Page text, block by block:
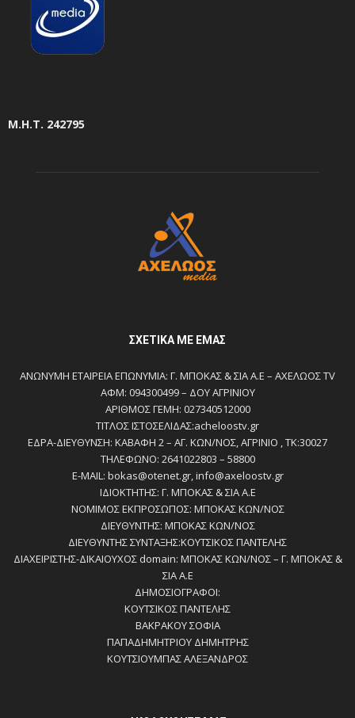
Μ.Η.Τ. 242795
ΣΧΕΤΙΚΆ ΜΕ ΕΜΆΣ
ΑΝΩΝΥΜΗ ΕΤΑΙΡΕΙΑ ΕΠΩΝΥΜΙΑ: Γ. ΜΠΟΚΑΣ & ΣΙΑ Α.Ε – ΑΧΕΛΩΟΣ TV
ΑΦΜ: 094300499 – ΔΟΥ ΑΓΡΙΝΙΟΥ
ΑΡΙΘΜΟΣ ΓΕΜΗ: 027340512000
ΤΙΤΛΟΣ ΙΣΤΟΣΕΛΙΔΑΣ:acheloostv.gr
ΕΔΡΑ-ΔΙΕΥΘΥΝΣΗ: ΚΑΒΑΦΗ 2 – ΑΓ. ΚΩΝ/ΝΟΣ, ΑΓΡΙΝΙΟ , ΤΚ:30027
ΤΗΛΕΦΩΝΟ: 2641022803 – 58800
E-MAIL: bokas@otenet.gr, info@axeloostv.gr
ΙΔΙΟΚΤΗΤΗΣ: Γ. ΜΠΟΚΑΣ & ΣΙΑ Α.Ε
ΝΟΜΙΜΟΣ ΕΚΠΡΟΣΩΠΟΣ: ΜΠΟΚΑΣ ΚΩΝ/ΝΟΣ
ΔΙΕΥΘΥΝΤΗΣ: ΜΠΟΚΑΣ ΚΩΝ/ΝΟΣ
ΔΙΕΥΘΥΝΤΗΣ ΣΥΝΤΑΞΗΣ:ΚΟΥΤΣΙΚΟΣ ΠΑΝΤΕΛΗΣ
ΔΙΑΧΕΙΡΙΣΤΗΣ-ΔΙΚΑΙΟΥΧΟΣ domain: ΜΠΟΚΑΣ ΚΩΝ/ΝΟΣ – Γ. ΜΠΟΚΑΣ &
ΣΙΑ Α.Ε
ΔΗΜΟΣΙΟΓΡΑΦΟΙ:
ΚΟΥΤΣΙΚΟΣ ΠΑΝΤΕΛΗΣ
ΒΑΚΡΑΚΟΥ ΣΟΦΙΑ
ΠΑΠΑΔΗΜΗΤΡΙΟΥ ΔΗΜΗΤΡΗΣ
ΚΟΥΤΣΙΟΥΜΠΑΣ ΑΛΕΞΑΝΔΡΟΣ